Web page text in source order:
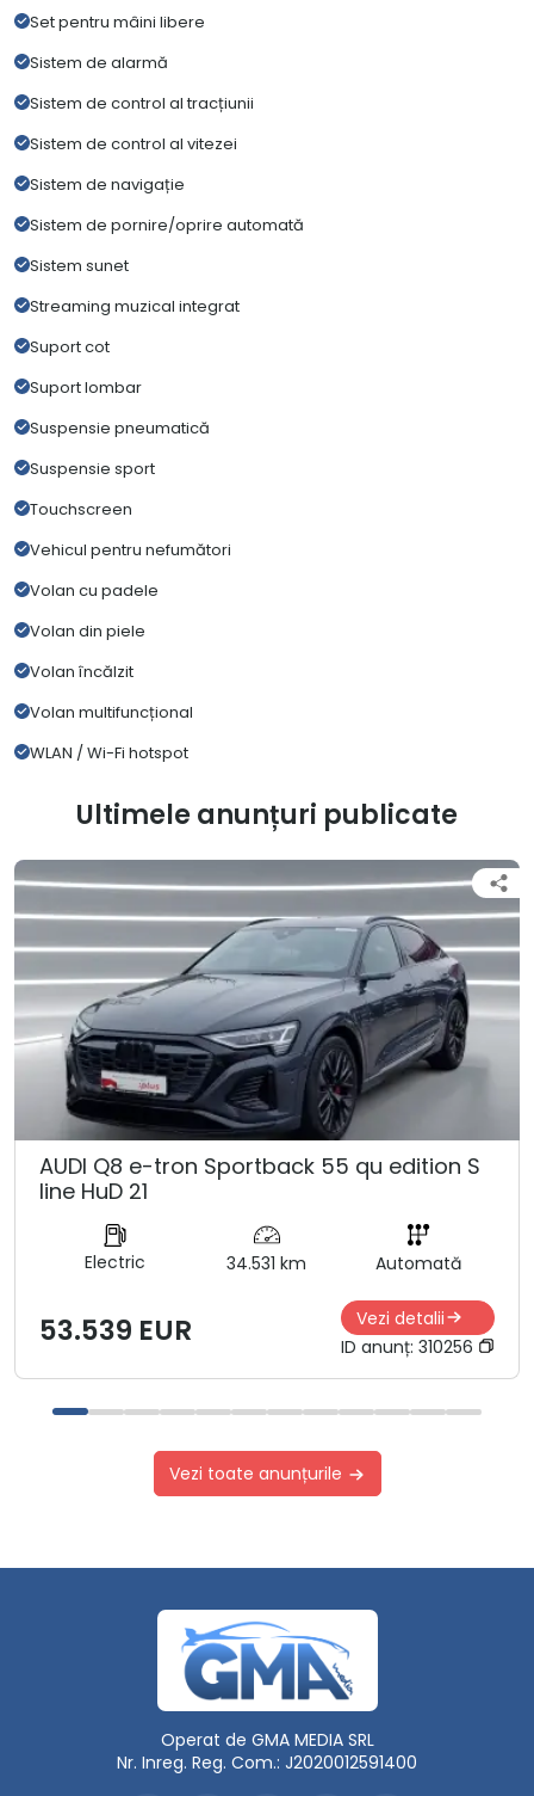
Set pentru mâini libere
Sistem de alarmă
Sistem de control al tracțiunii
Sistem de control al vitezei
Sistem de navigație
Sistem de pornire/oprire automată
Sistem sunet
Streaming muzical integrat
Suport cot
Suport lombar
Suspensie pneumatică
Suspensie sport
Touchscreen
Vehicul pentru nefumători
Volan cu padele
Volan din piele
Volan încălzit
Volan multifuncțional
WLAN / Wi-Fi hotspot
Ultimele anunțuri publicate
AUDI Q8 e-tron Sportback 55 qu edition S
line HuD 21
Electric 34.531 km Automată
53.539 EUR
Vezi detalii
ID anunț: 310256
Vezi toate anunțurile
Operat de GMA MEDIA SRL
Nr. Inreg. Reg. Com.: J2020012591400